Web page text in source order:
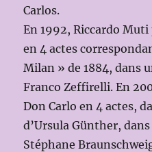
Carlos.
En 1992, Riccardo
en 4 actes
Milan » de 1884, dans
Franco Zeffirelli. En
Don Carlo en 4 actes,
d’Ursula Günther,
Stéphane